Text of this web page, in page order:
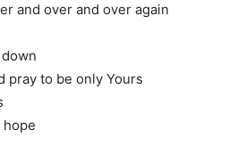
and over and over again
pray to be only Yours
hope